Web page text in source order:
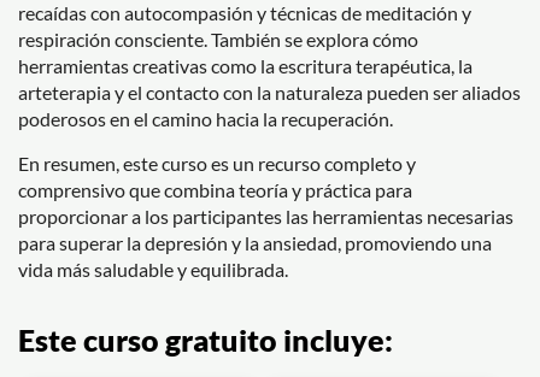
recaídas con autocompasión y técnicas de meditación y
respiración consciente. También se explora cómo
herramientas creativas como la escritura terapéutica, la
arteterapia y el contacto con la naturaleza pueden ser aliados
poderosos en el camino hacia la recuperación.
En resumen, este curso es un recurso completo y
comprensivo que combina teoría y práctica para
proporcionar a los participantes las herramientas necesarias
para superar la depresión y la ansiedad, promoviendo una
vida más saludable y equilibrada.
Este curso gratuito incluye: